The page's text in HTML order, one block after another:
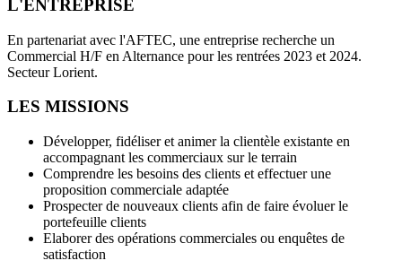
L'ENTREPRISE
En partenariat avec l'AFTEC, une entreprise recherche un
Commercial H/F en Alternance pour les rentrées 2023 et 2024.
Secteur Lorient.
LES MISSIONS
Développer, fidéliser et animer la clientèle existante en
accompagnant les commerciaux sur le terrain
Comprendre les besoins des clients et effectuer une
proposition commerciale adaptée
Prospecter de nouveaux clients afin de faire évoluer le
portefeuille clients
Elaborer des opérations commerciales ou enquêtes de
satisfaction